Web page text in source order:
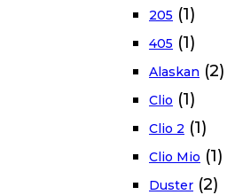
205 (1)
405 (1)
Alaskan (2)
Clio (1)
Clio 2 (1)
Clio Mio (1)
Duster (2)